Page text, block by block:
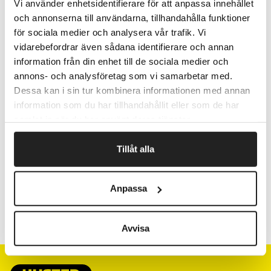
Vi använder enhetsidentifierare för att anpassa innehållet
och annonserna till användarna, tillhandahålla funktioner
för sociala medier och analysera vår trafik. Vi
vidarebefordrar även sådana identifierare och annan
information från din enhet till de sociala medier och
annons- och analysföretag som vi samarbetar med.
Dessa kan i sin tur kombinera informationen med annan
information som du har tillhandahållit eller som de har
Tillåt alla
Anpassa
Avvisa
Rummer op til 200 A4-ark. Universelle huller.
Med eller uden flap.
Fragtfrit når du handler for 1.900,-
Afsendelse samme dag ved bestilling
inden kl 10
Beskrivelse
990424 Uden flap
990425 Med flap